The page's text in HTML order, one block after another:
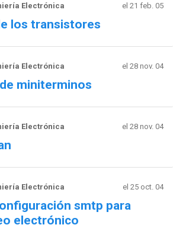
Electrónica el 21 feb. 05
los transistores
Electrónica el 28 nov. 04
miniterminos
Electrónica el 28 nov. 04
Electrónica el 25 oct. 04
smtp para
electrónico